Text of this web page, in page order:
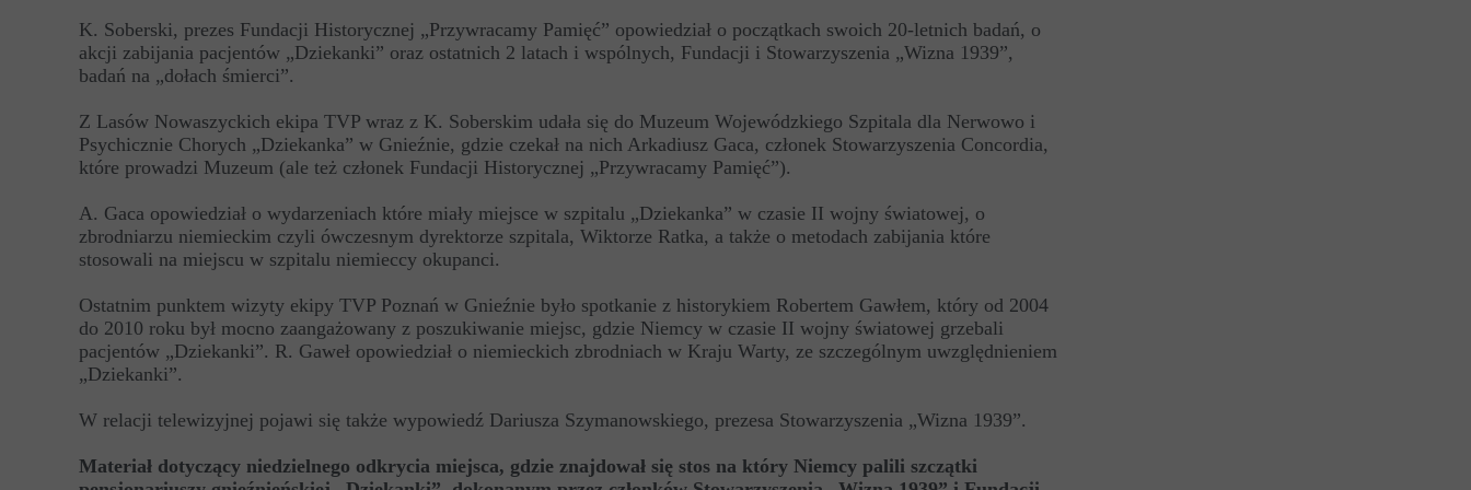
K. Soberski, prezes Fundacji Historycznej „Przywracamy Pamięć” opowiedział o początkach swoich 20-letnich badań, o
akcji zabijania pacjentów „Dziekanki” oraz ostatnich 2 latach i wspólnych, Fundacji i Stowarzyszenia „Wizna 1939”,
badań na „dołach śmierci”.
Z Lasów Nowaszyckich ekipa TVP wraz z K. Soberskim udała się do Muzeum Wojewódzkiego Szpitala dla Nerwowo i
Psychicznie Chorych „Dziekanka” w Gnieźnie, gdzie czekał na nich Arkadiusz Gaca, członek Stowarzyszenia Concordia,
które prowadzi Muzeum (ale też członek Fundacji Historycznej „Przywracamy Pamięć”).
A. Gaca opowiedział o wydarzeniach które miały miejsce w szpitalu „Dziekanka” w czasie II wojny światowej, o
zbrodniarzu niemieckim czyli ówczesnym dyrektorze szpitala, Wiktorze Ratka, a także o metodach zabijania które
stosowali na miejscu w szpitalu niemieccy okupanci.
Ostatnim punktem wizyty ekipy TVP Poznań w Gnieźnie było spotkanie z historykiem Robertem Gawłem, który od 2004
do 2010 roku był mocno zaangażowany z poszukiwanie miejsc, gdzie Niemcy w czasie II wojny światowej grzebali
pacjentów „Dziekanki”. R. Gaweł opowiedział o niemieckich zbrodniach w Kraju Warty, ze szczególnym uwzględnieniem
„Dziekanki”.
W relacji telewizyjnej pojawi się także wypowiedź Dariusza Szymanowskiego, prezesa Stowarzyszenia „Wizna 1939”.
Materiał dotyczący niedzielnego odkrycia miejsca, gdzie znajdował się stos na który Niemcy palili szczątki